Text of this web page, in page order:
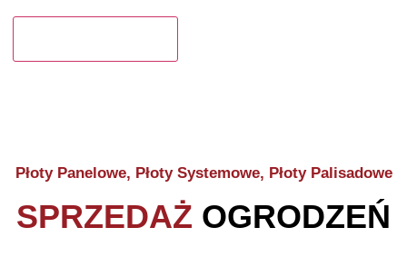
Płoty Panelowe, Płoty Systemowe, Płoty Palisadowe
SPRZEDAŻ OGRODZEŃ